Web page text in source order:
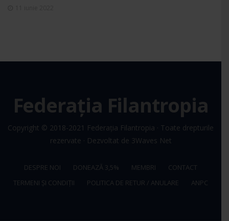
Federația Filantropia
Copyright © 2018-2021 Federația Filantropia · Toate drepturile
rezervate · Dezvoltat de 3Waves Net
DESPRE NOI DONEAZĂ 3,5% MEMBRI
CONTACT
TERMENI ȘI CONDIȚII
POLITICA DE RETUR / ANULARE ANPC